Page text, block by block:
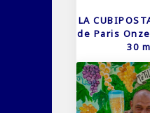
LA
de Paris
30